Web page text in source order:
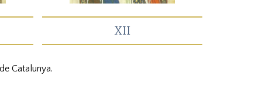
XII
Catalunya.